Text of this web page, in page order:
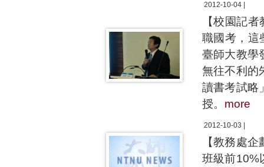
2012-10-04 |
【校園記
職國考，這
臺師大教學
無往不利的
讀書考試略
授。 more
2012-10-03 |
【教務處
班級前10%